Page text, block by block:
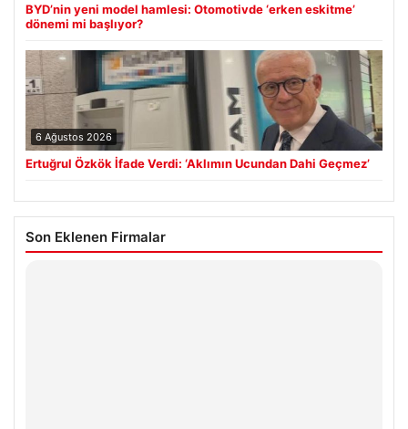
BYD’nin yeni model hamlesi: Otomotivde ‘erken eskitme’
dönemi mi başlıyor?
6 Ağustos 2026
Ertuğrul Özkök İfade Verdi: ‘Aklımın Ucundan Dahi Geçmez’
Son Eklenen Firmalar